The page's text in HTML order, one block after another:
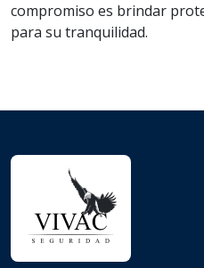
compromiso es brindar
para su tranquilidad.